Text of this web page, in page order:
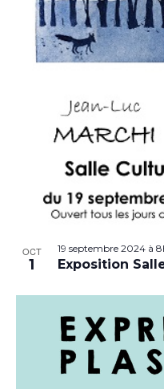
OCT
1
19 septembre 2024 à
Exposition